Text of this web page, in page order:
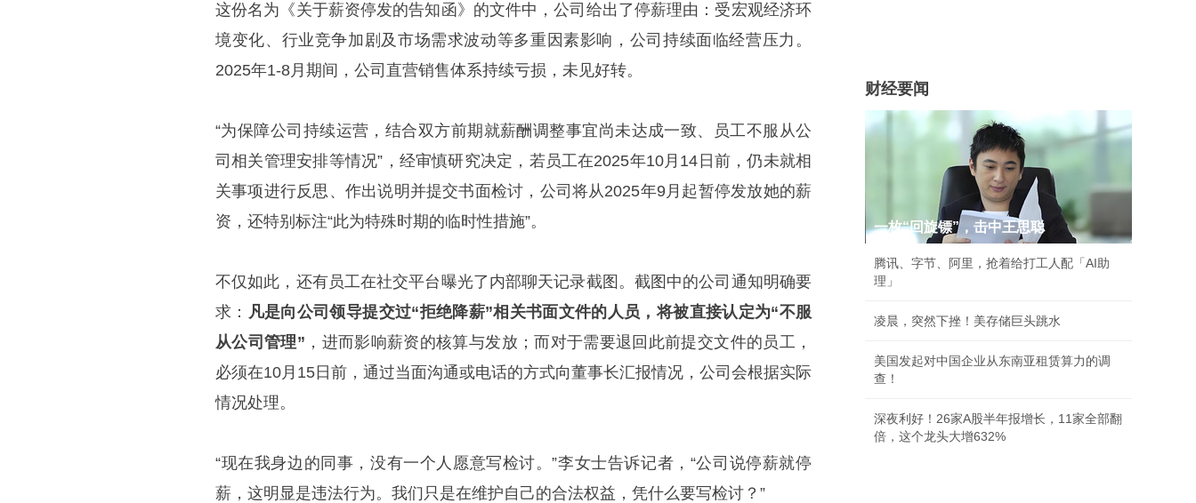
这份名为《关于薪资停发的告知函》的文件中，公司给出了停薪理由：受宏观经济环
境变化、行业竞争加剧及市场需求波动等多重因素影响，公司持续面临经营压力。
2025年1-8月期间，公司直营销售体系持续亏损，未见好转。
“为保障公司持续运营，结合双方前期就薪酬调整事宜尚未达成一致、员工不服从公
司相关管理安排等情况”，经审慎研究决定，若员工在2025年10月14日前，仍未就相
关事项进行反思、作出说明并提交书面检讨，公司将从2025年9月起暂停发放她的薪
资，还特别标注“此为特殊时期的临时性措施”。
不仅如此，还有员工在社交平台曝光了内部聊天记录截图。截图中的公司通知明确要
求： 凡是向公司领导提交过“拒绝降薪”相关书面文件的人员，将被直接认定为“不服
从公司管理” ，进而影响薪资的核算与发放；而对于需要退回此前提交文件的员工，
必须在10月15日前，通过当面沟通或电话的方式向董事长汇报情况，公司会根据实际
情况处理。
“现在我身边的同事，没有一个人愿意写检讨。”李女士告诉记者，“公司说停薪就停
薪，这明显是违法行为。我们只是在维护自己的合法权益，凭什么要写检讨？”
财经要闻
一枚“回旋镖”，击中王思聪
腾讯、字节、阿里，抢着给打工人配「AI助
理」
凌晨，突然下挫！美存储巨头跳水
美国发起对中国企业从东南亚租赁算力的调
查！
深夜利好！26家A股半年报增长，11家全部翻
倍，这个龙头大增632%